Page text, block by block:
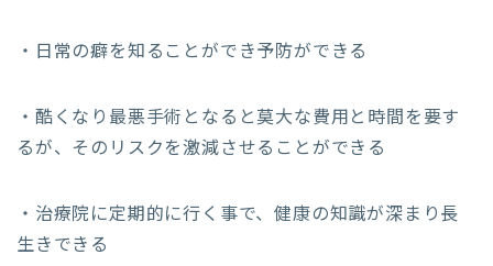
・日常の癖を知ることができ予防ができる
・酷くなり最悪手術となると莫大な費用と時間を要す
るが、そのリスクを激減させることができる
・治療院に定期的に行く事で、健康の知識が深まり長
生きできる